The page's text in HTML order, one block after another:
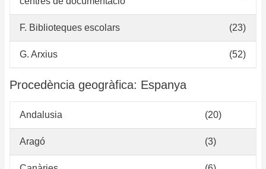
F. Biblioteques escolars (23)
G. Arxius (52)
Procedència geogràfica: Espanya
Andalusia (20)
Aragó (3)